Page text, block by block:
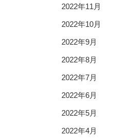
2022年11月
2022年10月
2022年9月
2022年8月
2022年7月
2022年6月
2022年5月
2022年4月